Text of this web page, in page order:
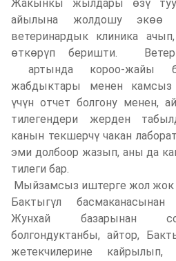
Жакынкы жылдары өзү
айылына жолдошу экөө
ветеринардык клиника
өткөрүп беришти.
артында короо-жайы
жабдыктары менен камсыз
үчүн отчет болгону менен,
тилегендери жерден
канын текшерчү чакан
эми долбоор жазып, аны да
тилеги бар.
Мыйзамсыз иштерге жол жок
Бактыгүл
Жунхай базарынан
болгондуктанбы, айтор,
жетекчилерине